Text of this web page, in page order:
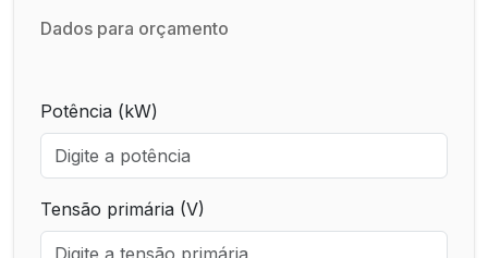
Dados para orçamento
Potência (kW)
Tensão primária (V)